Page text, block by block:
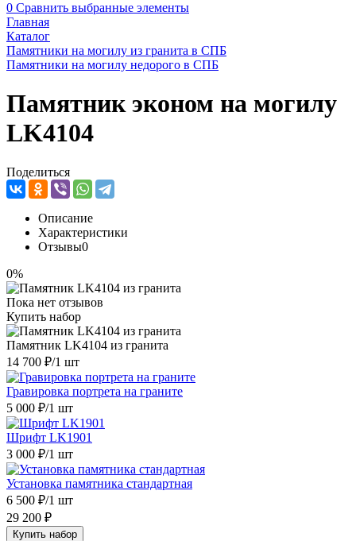
0 Сравнить выбранные элементы
Главная
Каталог
Памятники на могилу из гранита в СПБ
Памятники на могилу недорого в СПБ
Памятник эконом на могилу
LK4104
Поделиться
Описание
Характеристики
Отзывы0
0%
Пока нет отзывов
Купить набор
Памятник LK4104 из гранита
14 700 ₽/1 шт
Гравировка портрета на граните
5 000 ₽/1 шт
Шрифт LK1901
3 000 ₽/1 шт
Установка памятника стандартная
6 500 ₽/1 шт
29 200 ₽
Купить набор